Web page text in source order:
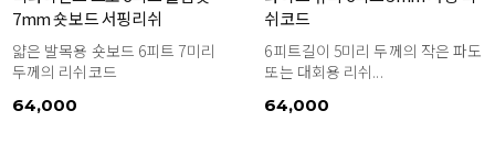
7mm 숏보드 서핑리쉬
얇은 발목용 숏보드 6피트 7미리
두께의 리쉬코드
64,000
쉬코드
6피트길이 5미리 두께의 작은 파도
또는 대회용 리쉬...
64,000